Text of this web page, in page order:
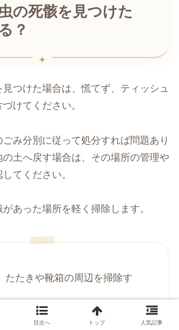
の死骸を見つけた
？
つけた場合は、慌てず、ティッシュ
けてください。
み分別に従って処分すれば問題あり
の土へ戻す場合は、その場所の管理や
てください。
あった場所を軽く掃除します。
たたきや靴箱の周辺を掃除す
サッシや網戸を確認する
目次へ トップ 人気記事